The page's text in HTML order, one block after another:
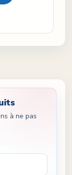
à ne pas